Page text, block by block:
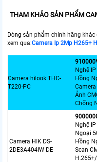
THAM KHẢO SẢN PHẨM
Dòng sản phẩm chính hãng
xem qua:Camera Ip 2Mp H265+
Camera hilook THC-
T220-PC
Nghệ
Hồng
Ảnh
Chống
Camera HIK DS-
2DE3A404IW-DE
Nghệ
Ngoại
Hồng
Scan